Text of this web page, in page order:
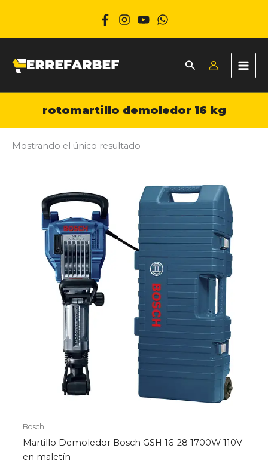
rotomartillo demoledor 16 kg
Mostrando el único resultado
Bosch
Martillo Demoledor Bosch GSH 16-28 1700W 110V
en maletín